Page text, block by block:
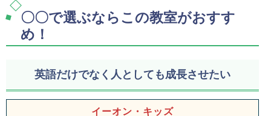
〇〇で選ぶならこの教室がおすす
め！
英語だけでなく人としても成長させたい
イーオン・キッズ